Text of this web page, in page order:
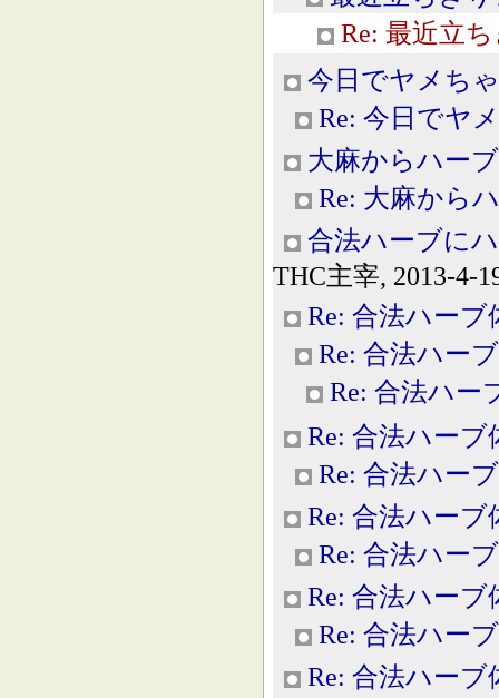
Re: 最近立
今日でヤメち
Re: 今日でヤ
大麻からハー
Re: 大麻から
合法ハーブに
THC主宰, 2013-4-
Re: 合法ハーブ
Re: 合法ハー
Re: 合法ハー
Re: 合法ハーブ
Re: 合法ハー
Re: 合法ハーブ
Re: 合法ハー
Re: 合法ハーブ
Re: 合法ハー
Re: 合法ハーブ